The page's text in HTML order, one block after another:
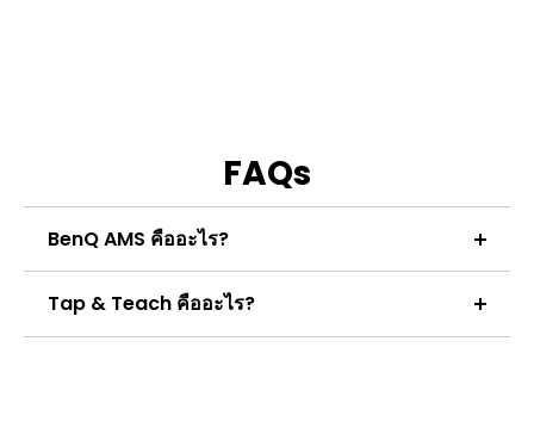
FAQs
BenQ AMS คืออะไร?
BenQ AMS (ที่ครูเรียกกันทั่วไปว่า "All My Stuff") คือ
ระบบการจัดการบัญชีที่ได้รับการออกแบบเพื่อให้ครู
Tap & Teach คืออะไร?